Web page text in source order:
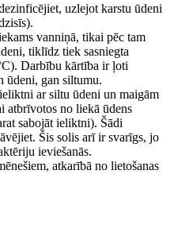
uzlejot karstu ūdeni
vanniņā, tikai pēc tam
tiklīdz tiek sasniegta
Darbību kārtība ir ļoti
ūdeni, gan siltumu.
ar siltu ūdeni un maigām
atbrīvotos no liekā ūdens
sabojāt ieliktni). Šādi
Šis solis arī ir svarīgs, jo
ieviešanās.
atkarībā no lietošanas